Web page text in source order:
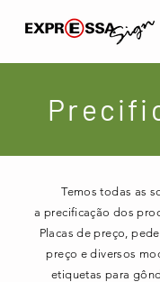
Temos todas as
aprecificação dos
Placas de preço,
preço e diversos
etiquetas para